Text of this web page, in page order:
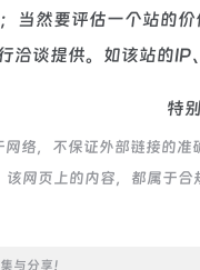
当然要评估一个站的
谈提供。如该站的IP
特
络，不保证外部链接的
网页上的内容，都属于
与分享！